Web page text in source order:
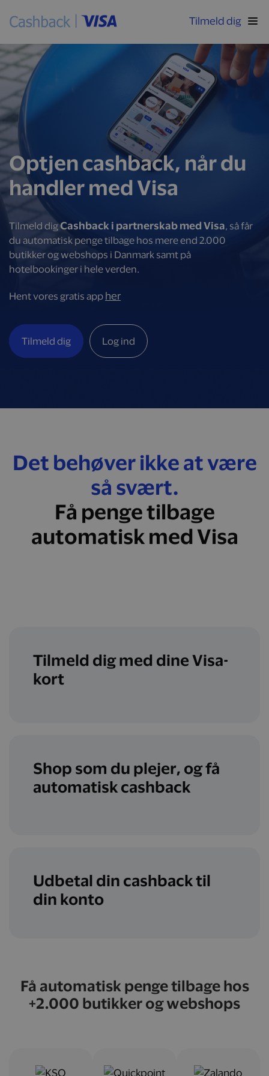
Tilmeld dig
Optjen cashback, når du
handler med Visa
Tilmeld digCashback i partnerskab med Visa, så får
du automatisk penge tilbage hos mere end 2.000
butikker og webshops i Danmark samt på
hotelbookinger i hele verden.
Hent vores gratis app her
Tilmeld dig Log ind
Det behøver ikke at være
så svært.
Få penge tilbage
automatisk med Visa
Tilmeld dig med dine Visa-
kort
Shop som du plejer, og få
automatisk cashback
Udbetal din cashback til
din konto
Få automatisk penge tilbage hos
+2.000 butikker og webshops